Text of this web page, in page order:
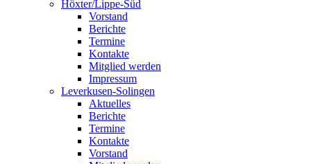
Höxter/Lippe-Süd
Vorstand
Berichte
Termine
Kontakte
Mitglied werden
Impressum
Leverkusen-Solingen
Aktuelles
Berichte
Termine
Kontakte
Vorstand